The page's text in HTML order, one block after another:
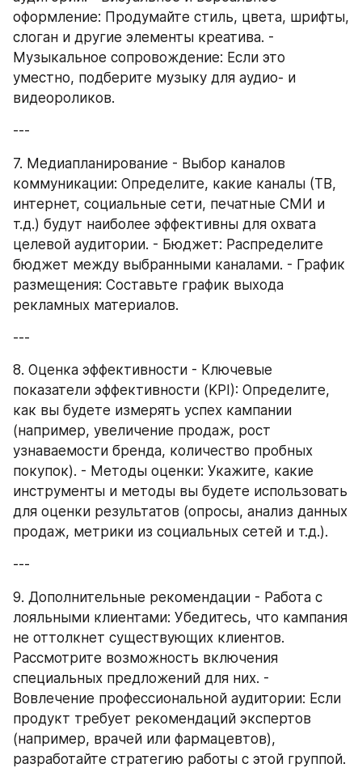
оформление: Продумайте стиль, цвета, шрифты,
слоган и другие элементы креатива. -
Музыкальное сопровождение: Если это
уместно, подберите музыку для аудио- и
видеороликов.
---
7. Медиапланирование - Выбор каналов
коммуникации: Определите, какие каналы (ТВ,
интернет, социальные сети, печатные СМИ и
т.д.) будут наиболее эффективны для охвата
целевой аудитории. - Бюджет: Распределите
бюджет между выбранными каналами. - График
размещения: Составьте график выхода
рекламных материалов.
---
8. Оценка эффективности - Ключевые
показатели эффективности (KPI): Определите,
как вы будете измерять успех кампании
(например, увеличение продаж, рост
узнаваемости бренда, количество пробных
покупок). - Методы оценки: Укажите, какие
инструменты и методы вы будете использовать
для оценки результатов (опросы, анализ данных
продаж, метрики из социальных сетей и т.д.).
---
9. Дополнительные рекомендации - Работа с
лояльными клиентами: Убедитесь, что кампания
не оттолкнет существующих клиентов.
Рассмотрите возможность включения
специальных предложений для них. -
Вовлечение профессиональной аудитории: Если
продукт требует рекомендаций экспертов
(например, врачей или фармацевтов),
разработайте стратегию работы с этой группой.